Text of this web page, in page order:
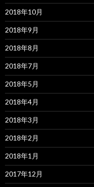
2018年10月
2018年9月
2018年8月
2018年7月
2018年5月
2018年4月
2018年3月
2018年2月
2018年1月
2017年12月